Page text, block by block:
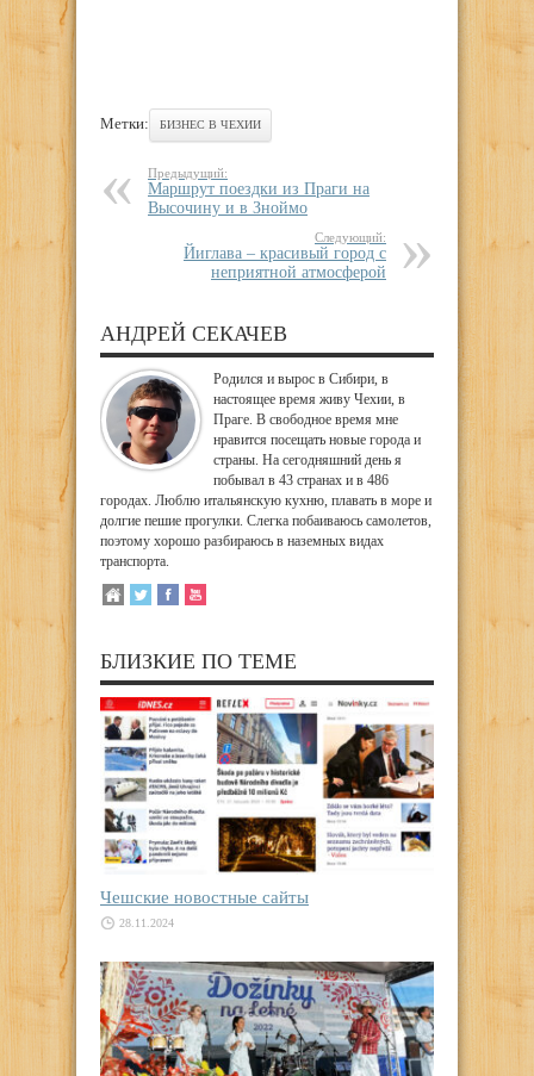
Метки: БИЗНЕС В ЧЕХИИ
Предыдущий:
Маршрут поездки из Праги на
Высочину и в Зноймо
Следующий:
Йиглава – красивый город с
неприятной атмосферой
АНДРЕЙ СЕКАЧЕВ
Родился и вырос в Сибири, в
настоящее время живу Чехии, в
Праге. В свободное время мне
нравится посещать новые города и
страны. На сегодняшний день я
побывал в 43 странах и в 486
городах. Люблю итальянскую кухню, плавать в море и
долгие пешие прогулки. Слегка побаиваюсь самолетов,
поэтому хорошо разбираюсь в наземных видах
транспорта.
БЛИЗКИЕ ПО ТЕМЕ
Чешские новостные сайты
28.11.2024